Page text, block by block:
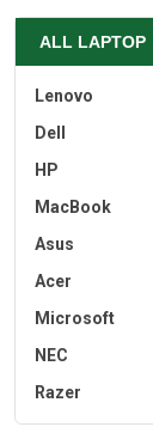
ALL LAPTOP
Lenovo
Dell
HP
MacBook
Asus
Acer
Microsoft
NEC
Razer